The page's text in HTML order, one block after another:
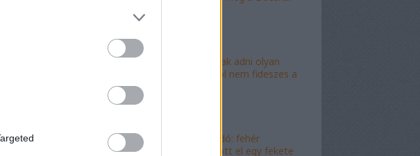
"Lóf.szt fognak adni olyan
területre, ahol nem fideszes a
"Magyar híradó: fehér
gyereket lopott el egy fekete